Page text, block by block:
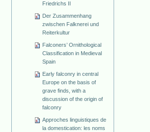
Friedrichs II
Der Zusammenhang
zwischen Falknerei und
Reiterkultur
Falconers’ Ornithological
Classification in Medieval
Spain
Early falconry in central
Europe on the basis of
grave finds, with a
discussion of the origin of
falconry
Approches linguistiques de
la domestication: les noms